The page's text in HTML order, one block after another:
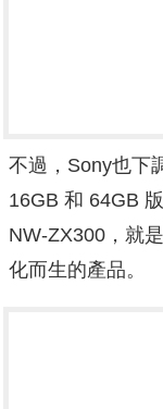
不過，Sony也下
16GB 和 64GB
NW-ZX300，就
化而生的產品。